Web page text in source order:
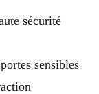
sécurité
sensibles